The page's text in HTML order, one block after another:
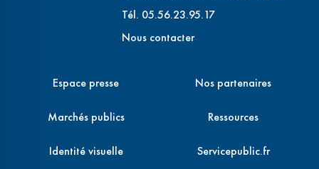
Tél. 05.56.23.95.17
Nous contacter
Espace presse
Marchés publics
Identité visuelle
Nos partenaires
Ressources
Servicepublic.fr